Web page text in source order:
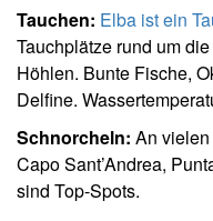
Tauchen: Elba ist ein
Tauchplätze rund um
Höhlen. Bunte Fische,
Delfine.
Schnorcheln: An
Capo Sant’Andrea,
sind Top-Spots.